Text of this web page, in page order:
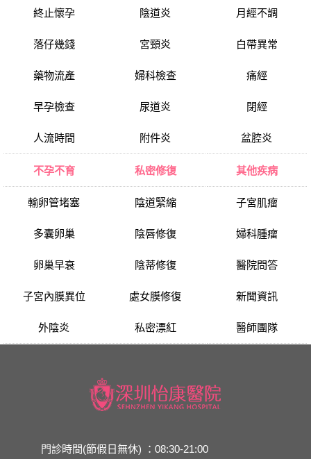
終止懷孕
落仔幾錢
藥物流產
早孕檢查
人流時間
陰道炎
宮頸炎
婦科檢查
尿道炎
附件炎
月經不調
白帶異常
痛經
閉經
盆腔炎
不孕不育
輸卵管堵塞
多囊卵巢
卵巢早衰
子宮內膜異位
外陰炎
私密修復
陰道緊縮
陰唇修復
陰蒂修復
處女膜修復
私密漂紅
其他疾病
子宮肌瘤
婦科腫瘤
醫院問答
新聞資訊
醫師團隊
門診時間(節假日無休) ：08:30-21:00